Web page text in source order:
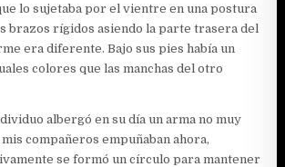
lo sujetaba por el vientre en una postura
brazos rígidos asiendo la parte trasera del
era diferente. Bajo sus pies había un
colores que las manchas del otro
albergó en su día un arma no muy
compañeros empuñaban ahora,
se formó un círculo para mantener